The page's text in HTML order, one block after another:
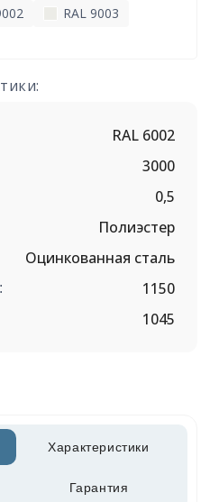
RAL 9003
RAL 6002
3000
0,5
Полиэстер
Оцинкованная сталь
1150
1045
Характеристики
Гарантия